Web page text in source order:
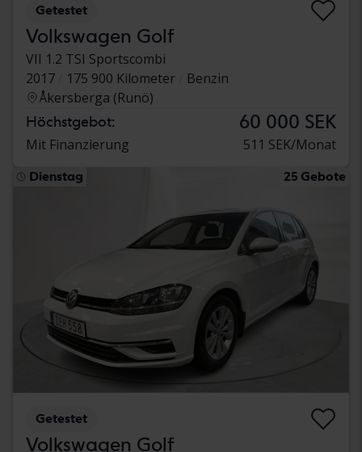
Getestet
Volkswagen Golf
VII 1.2 TSI Sportscombi
2017
175 900 Kilometer
Benzin
Åkersberga (Runö)
Höchstgebot: 60 000 SEK
Mit Finanzierung 511 SEK/Monat
Dienstag 25 Gebote
Getestet
Volkswagen Golf